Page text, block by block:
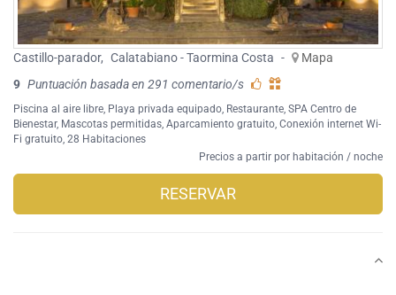
Castillo-parador, Calatabiano - Taormina Costa -
Mapa
9 Puntuación basada en 291 comentario/s
Piscina al aire libre Playa privada equipado Restaurante SPA Centro de
Bienestar, Mascotas permitidas Aparcamiento gratuito Conexión internet Wi-
Fi gratuito , 28 Habitaciones
Precios a partir por habitación / noche
RESERVAR